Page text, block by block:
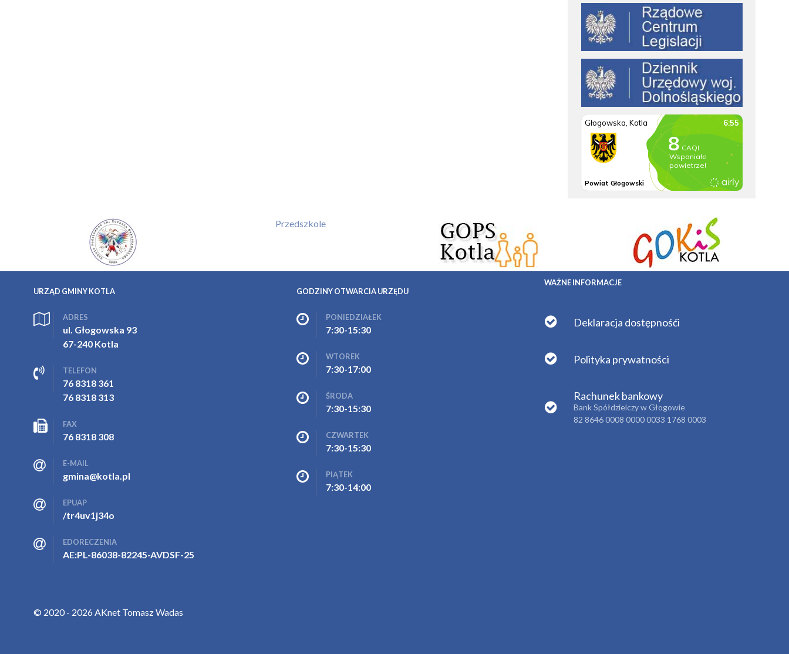
Przedszkole
URZĄD GMINY KOTLA
ADRES
ul. Głogowska 93
67-240 Kotla
TELEFON
76 8318 361
76 8318 313
FAX
76 8318 308
E-MAIL
gmina@kotla.pl
EPUAP
/tr4uv1j34o
EDORECZENIA
AE:PL-86038-82245-AVDSF-25
GODZINY OTWARCIA URZĘDU
PONIEDZIAŁEK
7:30-15:30
WTOREK
7:30-17:00
ŚRODA
7:30-15:30
CZWARTEK
7:30-15:30
PIĄTEK
7:30-14:00
WAŻNE INFORMACJE
Deklaracja dostępnośći
Polityka prywatności
Rachunek bankowy
Bank Spółdzielczy w Głogowie
82 8646 0008 0000 0033 1768 0003
© 2020 - 2026 AKnet Tomasz Wadas